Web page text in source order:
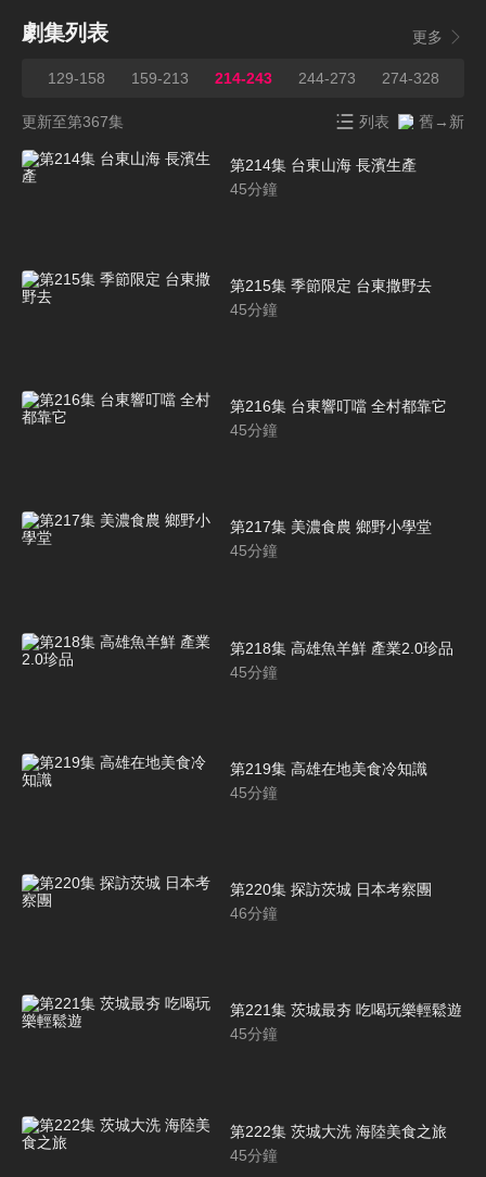
劇集列表 更多
129-158 159-213 214-243 244-273 274-328
更新至第367集 列表 舊→新
第214集 台東山海 長濱生產
45分鐘
第215集 季節限定 台東撒野去
45分鐘
第216集 台東響叮噹 全村都靠它
45分鐘
第217集 美濃食農 鄉野小學堂
45分鐘
第218集 高雄魚羊鮮 產業2.0珍品
45分鐘
第219集 高雄在地美食冷知識
45分鐘
第220集 探訪茨城 日本考察團
46分鐘
第221集 茨城最夯 吃喝玩樂輕鬆遊
45分鐘
第222集 茨城大洗 海陸美食之旅
45分鐘